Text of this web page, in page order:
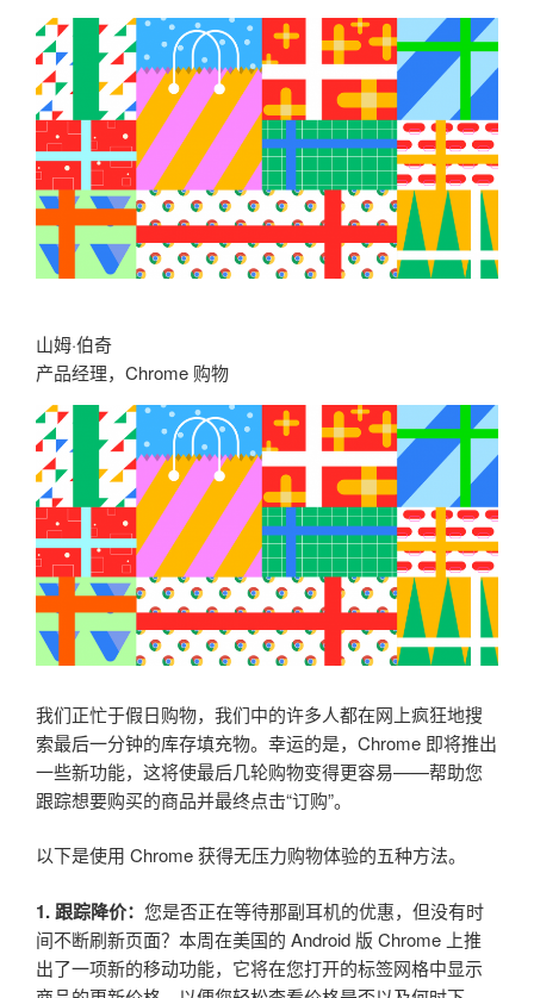
山姆·伯奇
产品经理，Chrome 购物
我们正忙于假日购物，我们中的许多人都在网上疯狂地搜
索最后一分钟的库存填充物。幸运的是，Chrome 即将推出
一些新功能，这将使最后几轮购物变得更容易——帮助您
跟踪想要购买的商品并最终点击“订购”。
以下是使用 Chrome 获得无压力购物体验的五种方法。
1. 跟踪降价： 您是否正在等待那副耳机的优惠，但没有时
间不断刷新页面？本周在美国的 Android 版 Chrome 上推
出了一项新的移动功能，它将在您打开的标签网格中显示